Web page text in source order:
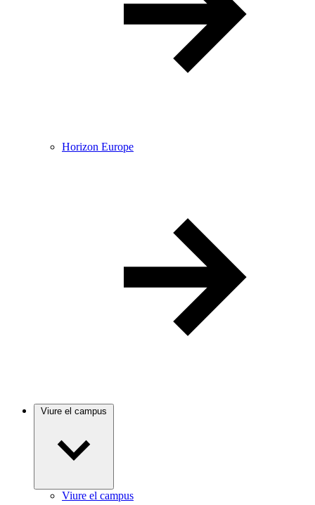
Horizon Europe
Viure el campus
Viure el campus